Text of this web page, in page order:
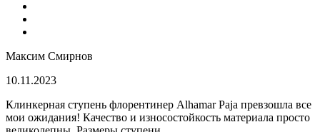
Максим Смирнов
10.11.2023
Клинкерная ступень флорентинер Alhamar Paja превзошла все
мои ожидания! Качество и износостойкость материала просто